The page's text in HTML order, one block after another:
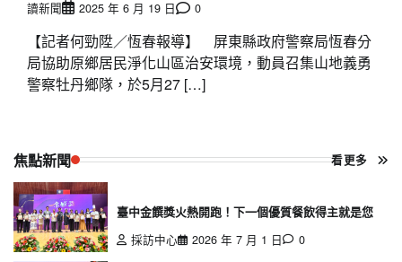
讀新聞 2025 年 6 月 19 日 0
【記者何勁陞／恆春報導】 屏東縣政府警察局恆春分
局協助原鄉居民淨化山區治安環境，動員召集山地義勇
警察牡丹鄉隊，於5月27 […]
焦點新聞 看更多
臺中金饌獎火熱開跑！下一個優質餐飲得主就是您
採訪中心
2026 年 7 月 1 日 0